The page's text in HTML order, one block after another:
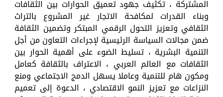
المشتركة ، تكثيف جهود تعميق الحوارات بين الثقافات
وبناء القدرات لمكافحة الاتجار غير المشروع بالتراث
الثقافي وتعزيز التحول الرقمي المبتكر وتضمين الثقافة
ضمن مجالات السياسة الرئيسية لإجراءات التعاون من أجل
التنمية البشرية ، تسليط الضوء على أهمية الحوار بين
الثقافات مع العالم العربي ، الاعتراف بالثقافة كعامل
ومكون هام للتنمية وعاملا يسهل الدمج الاجتماعي ومنع
النزاعات مع تعزيز النمو الاقتصادي ، الدعوة إلى تعميم